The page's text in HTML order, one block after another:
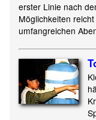
erster Linie nach
Möglichkeiten
umfangreichen